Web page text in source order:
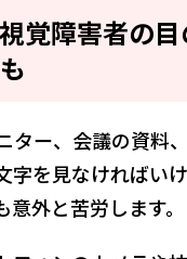
覚障害者の
ター、会議の資料
字を見なければい
外と苦労します。